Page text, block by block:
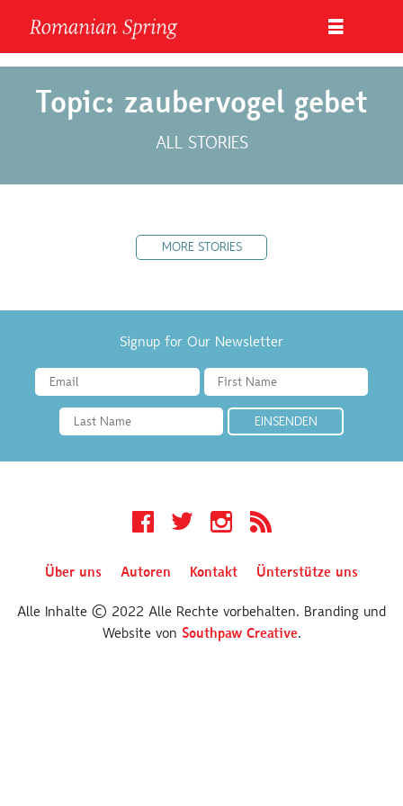
Topic: zaubervogel gebet
ALL STORIES
MORE STORIES
Signup for Our Newsletter
Facebook Twitter Instagram RSS
Über uns Autoren Kontakt Ünterstütze uns
Alle Inhalte © 2022 Alle Rechte vorbehalten. Branding und
Website von Southpaw Creative.